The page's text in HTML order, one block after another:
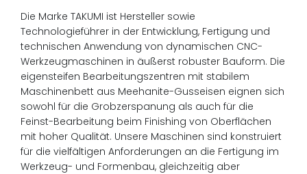
Die Marke TAKUMI ist Hersteller sowie
Technologieführer in der Entwicklung, Fertigung und
technischen Anwendung von dynamischen CNC-
Werkzeugmaschinen in äußerst robuster Bauform. Die
eigensteifen Bearbeitungszentren mit stabilem
Maschinenbett aus Meehanite-Gusseisen eignen sich
sowohl für die Grobzerspanung als auch für die
Feinst-Bearbeitung beim Finishing von Oberflächen
mit hoher Qualität. Unsere Maschinen sind konstruiert
für die vielfältigen Anforderungen an die Fertigung im
Werkzeug- und Formenbau, gleichzeitig aber